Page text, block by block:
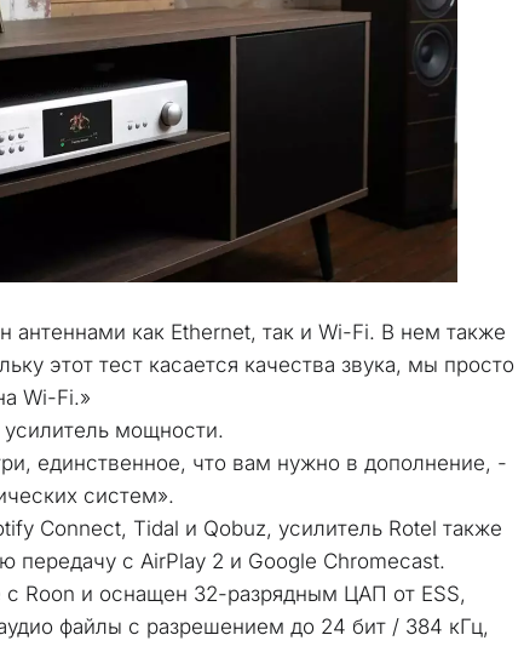
антеннами как Ethernet, так и Wi-Fi. В нем также
этот тест касается качества звука, мы просто
Wi-Fi.»
мощности.
единственное, что вам нужно в дополнение, -
систем».
Connect, Tidal и Qobuz, усилитель Rotel также
передачу с AirPlay 2 и Google Chromecast.
с Roon и оснащен 32-разрядным ЦАП от ESS,
файлы с разрешением до 24 бит / 384 кГц,